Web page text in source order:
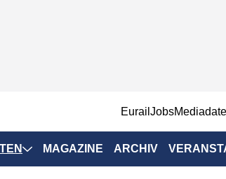
EurailJobs
MAGAZINE ARCHIV